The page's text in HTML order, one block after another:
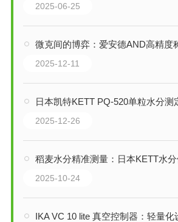
2025-06-25
微克间的博弈：爱安德AND高精度
2025-12-11
日本凯特KETT PQ-520单粒水分测定仪：以颗粒
2025-12-26
稻麦水分精准测量：日本KETT水
2025-10-24
IKA VC 10 lite 真空控制器：轻量化设